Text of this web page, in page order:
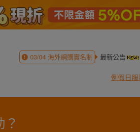
03/04海外網購實名制 最新公告
例假日